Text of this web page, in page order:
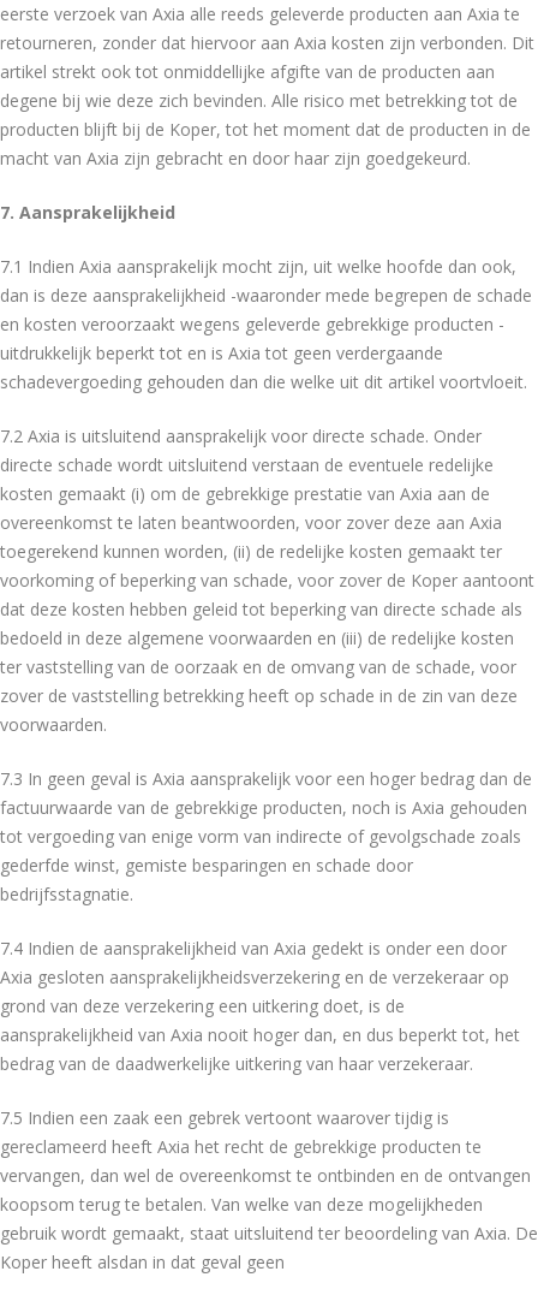
eerste verzoek van Axia alle reeds geleverde producten aan Axia te
retourneren, zonder dat hiervoor aan Axia kosten zijn verbonden. Dit
artikel strekt ook tot onmiddellijke afgifte van de producten aan
degene bij wie deze zich bevinden. Alle risico met betrekking tot de
producten blijft bij de Koper, tot het moment dat de producten in de
macht van Axia zijn gebracht en door haar zijn goedgekeurd.
7. Aansprakelijkheid
7.1 Indien Axia aansprakelijk mocht zijn, uit welke hoofde dan ook,
dan is deze aansprakelijkheid -waaronder mede begrepen de schade
en kosten veroorzaakt wegens geleverde gebrekkige producten -
uitdrukkelijk beperkt tot en is Axia tot geen verdergaande
schadevergoeding gehouden dan die welke uit dit artikel voortvloeit.
7.2 Axia is uitsluitend aansprakelijk voor directe schade. Onder
directe schade wordt uitsluitend verstaan de eventuele redelijke
kosten gemaakt (i) om de gebrekkige prestatie van Axia aan de
overeenkomst te laten beantwoorden, voor zover deze aan Axia
toegerekend kunnen worden, (ii) de redelijke kosten gemaakt ter
voorkoming of beperking van schade, voor zover de Koper aantoont
dat deze kosten hebben geleid tot beperking van directe schade als
bedoeld in deze algemene voorwaarden en (iii) de redelijke kosten
ter vaststelling van de oorzaak en de omvang van de schade, voor
zover de vaststelling betrekking heeft op schade in de zin van deze
voorwaarden.
7.3 In geen geval is Axia aansprakelijk voor een hoger bedrag dan de
factuurwaarde van de gebrekkige producten, noch is Axia gehouden
tot vergoeding van enige vorm van indirecte of gevolgschade zoals
gederfde winst, gemiste besparingen en schade door
bedrijfsstagnatie.
7.4 Indien de aansprakelijkheid van Axia gedekt is onder een door
Axia gesloten aansprakelijkheidsverzekering en de verzekeraar op
grond van deze verzekering een uitkering doet, is de
aansprakelijkheid van Axia nooit hoger dan, en dus beperkt tot, het
bedrag van de daadwerkelijke uitkering van haar verzekeraar.
7.5 Indien een zaak een gebrek vertoont waarover tijdig is
gereclameerd heeft Axia het recht de gebrekkige producten te
vervangen, dan wel de overeenkomst te ontbinden en de ontvangen
koopsom terug te betalen. Van welke van deze mogelijkheden
gebruik wordt gemaakt, staat uitsluitend ter beoordeling van Axia. De
Koper heeft alsdan in dat geval geen